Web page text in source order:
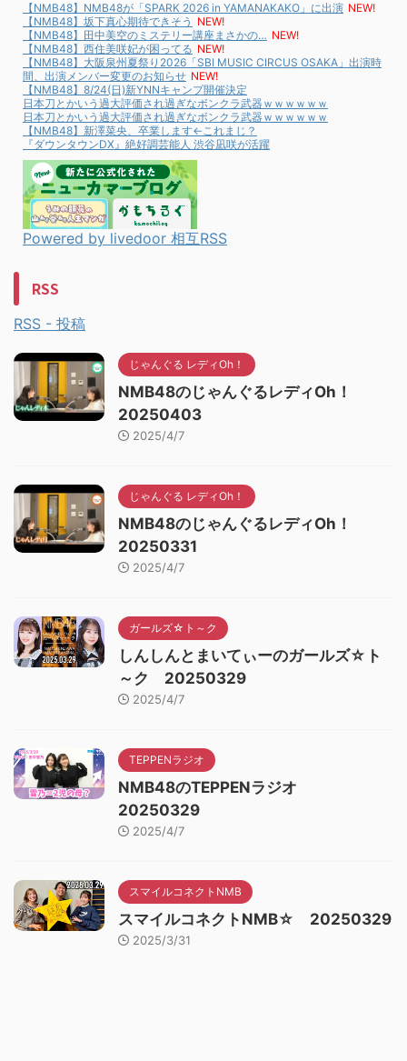
【NMB48】NMB48が「SPARK 2026 in YAMANAKAKO」に出演 NEW!
【NMB48】坂下真心期待できそう NEW!
【NMB48】田中美空のミステリー講座まさかの… NEW!
【NMB48】西住美咲妃が困ってる NEW!
【NMB48】大阪泉州夏祭り2026「SBI MUSIC CIRCUS OSAKA」出演時
間、出演メンバー変更のお知らせ NEW!
【NMB48】8/24(日)新YNNキャンプ開催決定
日本刀とかいう過大評価され過ぎなボンクラ武器ｗｗｗｗｗｗ
日本刀とかいう過大評価され過ぎなボンクラ武器ｗｗｗｗｗｗ
【NMB48】新澤菜央、卒業します←これまじ？
『ダウンタウンDX』絶好調芸能人 渋谷凪咲が活躍
Powered by livedoor 相互RSS
RSS
RSS - 投稿
じゃんぐる レディOh！
NMB48のじゃんぐるレディOh！
20250403
2025/4/7
じゃんぐる レディOh！
NMB48のじゃんぐるレディOh！
20250331
2025/4/7
ガールズ☆ト～ク
しんしんとまいてぃーのガールズ☆ト
～ク 20250329
2025/4/7
TEPPENラジオ
NMB48のTEPPENラジオ
20250329
2025/4/7
スマイルコネクトNMB
スマイルコネクトNMB☆ 20250329
2025/3/31